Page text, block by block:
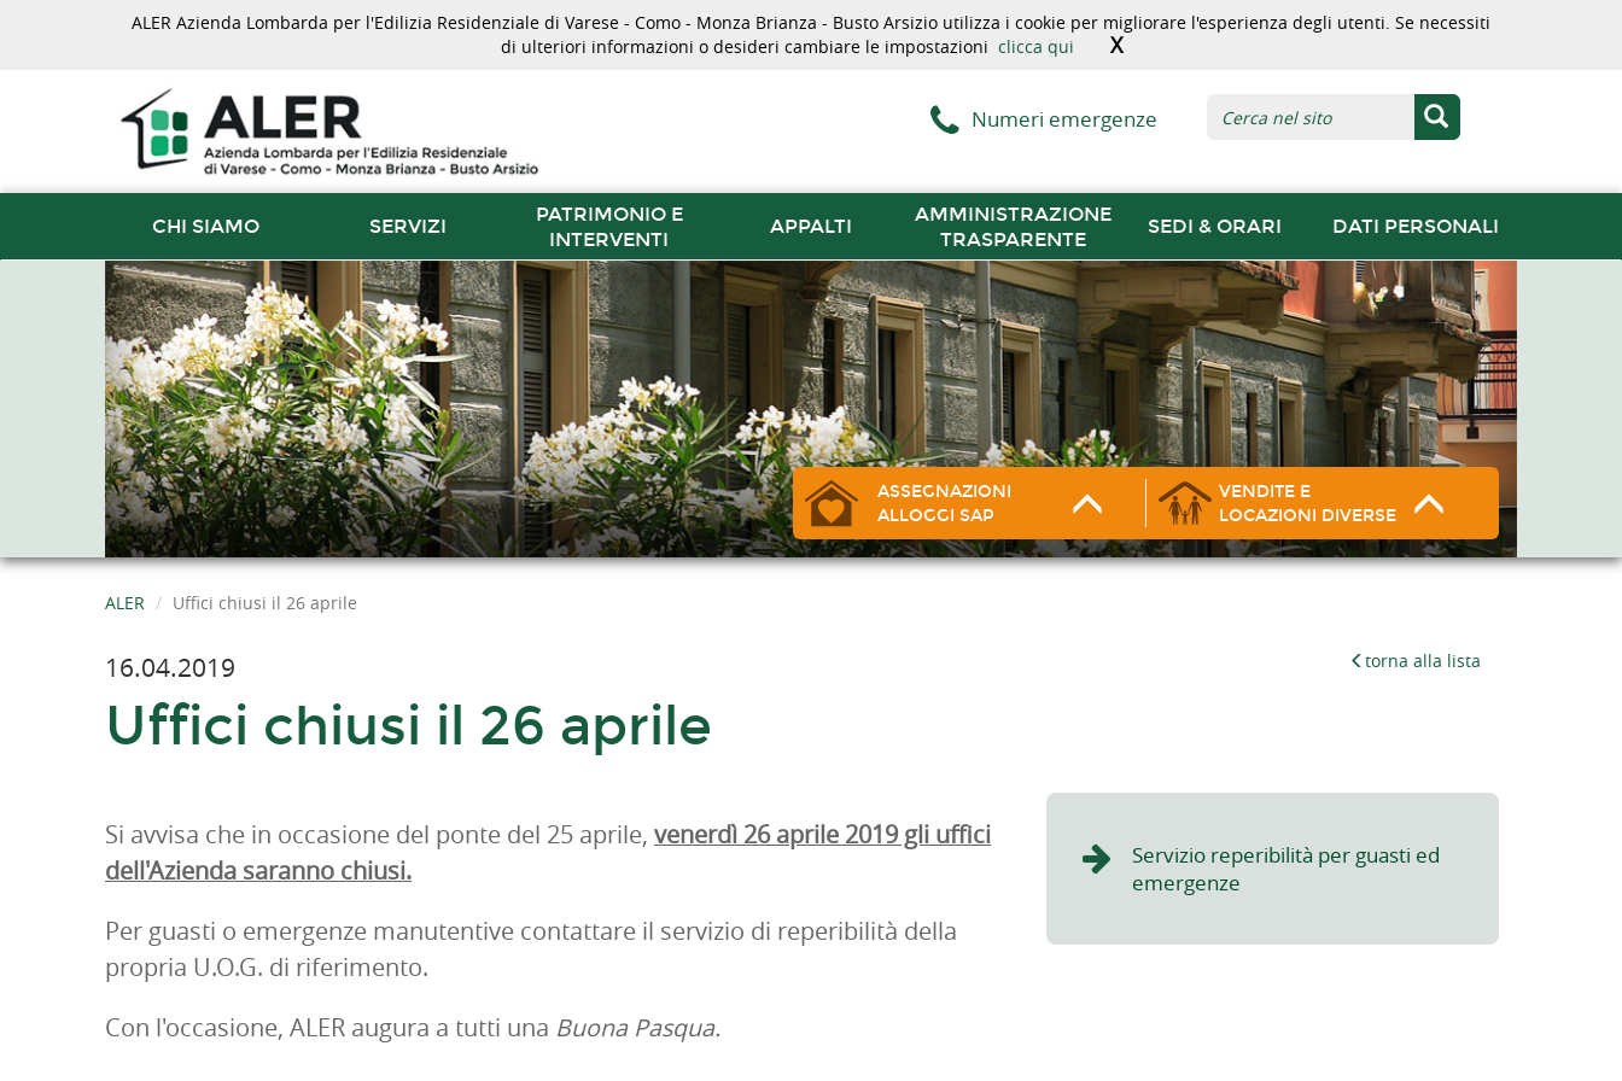
ALER Azienda Lombarda per l'Edilizia Residenziale di Varese - Como - Monza Brianza - Busto Arsizio utilizza i cookie per migliorare l'esperienza degli utenti. Se necessiti
di ulteriori informazioni o desideri cambiare le impostazioni clicca qui X
Numeri emergenze
CHI SIAMO SERVIZI
PATRIMONIO E
INTERVENTI
APPALTI
AMMINISTRAZIONE
TRASPARENTE
SEDI & ORARI DATI PERSONALI
ASSEGNAZIONI
ALLOGGI SAP
VENDITE E
LOCAZIONI DIVERSE
ALER Uffici chiusi il 26 aprile
16.04.2019 torna alla lista
Uffici chiusi il 26 aprile
Si avvisa che in occasione del ponte del 25 aprile, venerdì 26 aprile 2019 gli uffici
dell'Azienda saranno chiusi.
Per guasti o emergenze manutentive contattare il servizio di reperibilità della
propria U.O.G. di riferimento.
Con l'occasione, ALER augura a tutti una Buona Pasqua.
Servizio reperibilità per guasti ed
emergenze